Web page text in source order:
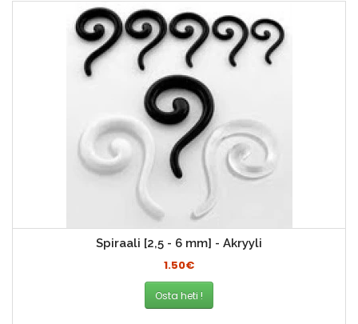
Spiraali [2,5 - 6 mm] - Akryyli
1.50€
Osta heti !